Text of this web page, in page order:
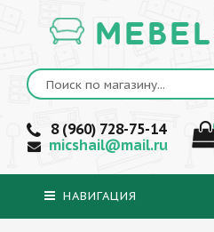
MEBEL
8 (960) 728-75-14
micshail@mail.ru
НАВИГАЦИЯ